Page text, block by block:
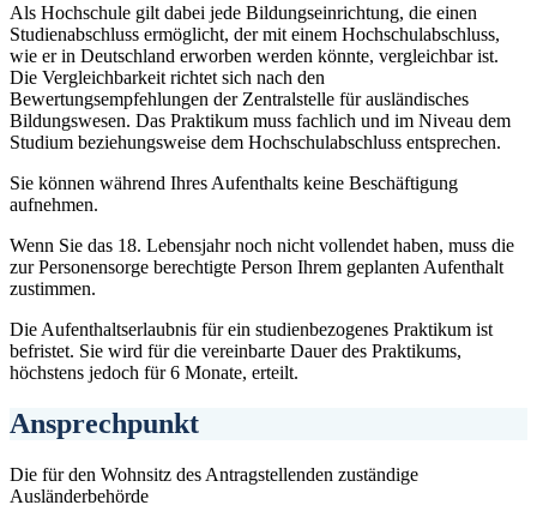
Als Hochschule gilt dabei jede Bildungseinrichtung, die einen
Studienabschluss ermöglicht, der mit einem Hochschulabschluss,
wie er in Deutschland erworben werden könnte, vergleichbar ist.
Die Vergleichbarkeit richtet sich nach den
Bewertungsempfehlungen der Zentralstelle für ausländisches
Bildungswesen. Das Praktikum muss fachlich und im Niveau dem
Studium beziehungsweise dem Hochschulabschluss entsprechen.
Sie können während Ihres Aufenthalts keine Beschäftigung
aufnehmen.
Wenn Sie das 18. Lebensjahr noch nicht vollendet haben, muss die
zur Personensorge berechtigte Person Ihrem geplanten Aufenthalt
zustimmen.
Die Aufenthaltserlaubnis für ein studienbezogenes Praktikum ist
befristet. Sie wird für die vereinbarte Dauer des Praktikums,
höchstens jedoch für 6 Monate, erteilt.
Ansprechpunkt
Die für den Wohnsitz des Antragstellenden zuständige
Ausländerbehörde